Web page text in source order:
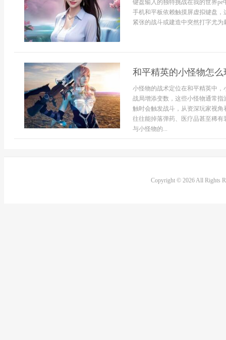
键盘输入的独特挑战在我的世界
手机和平板依赖触摸屏虚拟键盘
紧张的战斗或建造中突然打字尤
和平精英的小怪物怎
小怪物的战术定位在和平精英中
战局增添变数，这些小怪物通常
触时会触发战斗，从资深玩家视
往往能掉落弹药、医疗品甚至稀
与小怪物的...
Copyright © 2026 All Rights